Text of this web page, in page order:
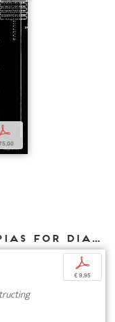
Other texts by Claus Pias for DIAPHANES
p
€ 9,95